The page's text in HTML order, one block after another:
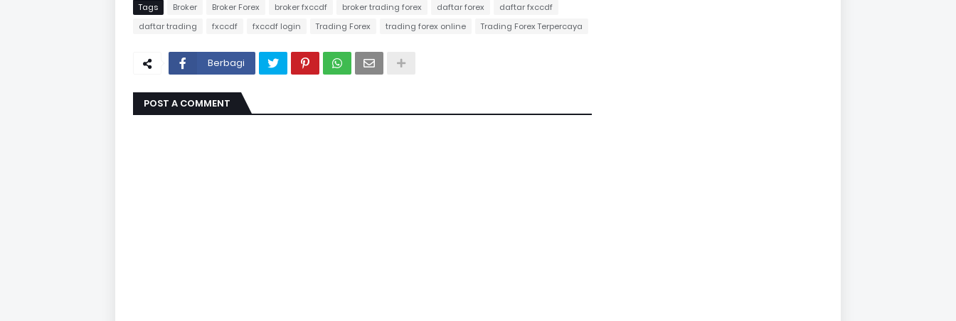
Tags Broker Broker Forex broker fxccdf broker trading forex daftar forex
daftar fxccdf
daftar trading
fxccdf fxccdf login Trading Forex trading forex online Trading Forex Terpercaya
Berbagi
POST A COMMENT